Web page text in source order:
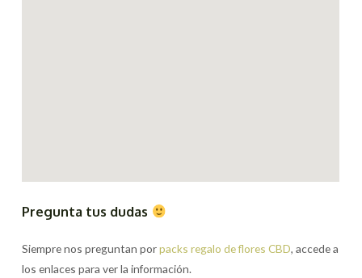
Pregunta tus dudas
Siempre nos preguntan porpacks regalo de flores CBD, accede a
los enlaces para ver la información.